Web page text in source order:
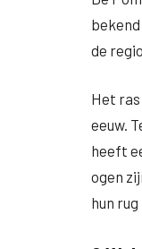
de
Het ras
eeuw.
heeft
ogen
hun